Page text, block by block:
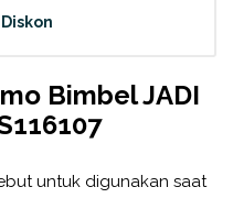
Bimbel JADI
untuk digunakan saat